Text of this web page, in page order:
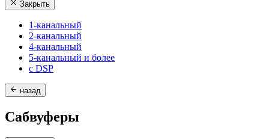
Закрыть
1-канальный
2-канальный
4-канальный
5-канальный и более
с DSP
назад
Сабвуферы